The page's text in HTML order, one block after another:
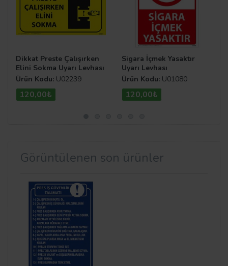
Dikkat Preste Çalışırken
Elini Sokma Uyarı Levhası
Ürün Kodu: U02239
120,00₺
Sigara İçmek Yasaktır
Uyarı Levhası
Ürün Kodu: U01080
120,00₺
Görüntülenen son ürünler